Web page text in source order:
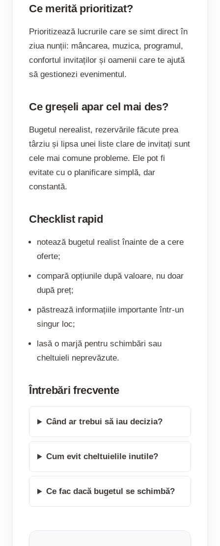
Ce merită prioritizat?
Prioritizează lucrurile care se simt direct în
ziua nunții: mâncarea, muzica, programul,
confortul invitaților și oamenii care te ajută
să gestionezi evenimentul.
Ce greșeli apar cel mai des?
Bugetul nerealist, rezervările făcute prea
târziu și lipsa unei liste clare de invitați sunt
cele mai comune probleme. Ele pot fi
evitate cu o planificare simplă, dar
constantă.
Checklist rapid
notează bugetul realist înainte de a cere
oferte;
compară opțiunile după valoare, nu doar
după preț;
păstrează informațiile importante într-un
singur loc;
lasă o marjă pentru schimbări sau
cheltuieli neprevăzute.
Întrebări frecvente
Când ar trebui să iau decizia?
Cum evit cheltuielile inutile?
Ce fac dacă bugetul se schimbă?